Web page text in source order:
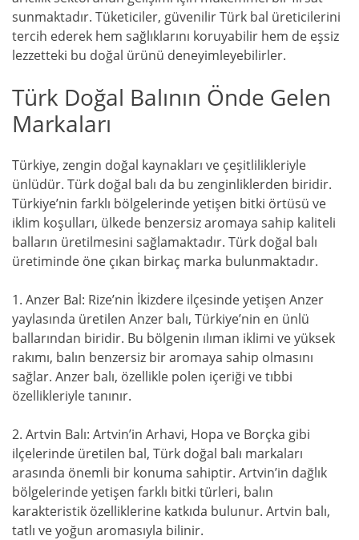
sunmaktadır. Tüketiciler, güvenilir Türk bal üreticilerini
tercih ederek hem sağlıklarını koruyabilir hem de eşsiz
lezzetteki bu doğal ürünü deneyimleyebilirler.
Türk Doğal Balının Önde Gelen
Markaları
Türkiye, zengin doğal kaynakları ve çeşitlilikleriyle
ünlüdür. Türk doğal balı da bu zenginliklerden biridir.
Türkiye’nin farklı bölgelerinde yetişen bitki örtüsü ve
iklim koşulları, ülkede benzersiz aromaya sahip kaliteli
balların üretilmesini sağlamaktadır. Türk doğal balı
üretiminde öne çıkan birkaç marka bulunmaktadır.
1. Anzer Bal: Rize’nin İkizdere ilçesinde yetişen Anzer
yaylasında üretilen Anzer balı, Türkiye’nin en ünlü
ballarından biridir. Bu bölgenin ılıman iklimi ve yüksek
rakımı, balın benzersiz bir aromaya sahip olmasını
sağlar. Anzer balı, özellikle polen içeriği ve tıbbi
özellikleriyle tanınır.
2. Artvin Balı: Artvin’in Arhavi, Hopa ve Borçka gibi
ilçelerinde üretilen bal, Türk doğal balı markaları
arasında önemli bir konuma sahiptir. Artvin’in dağlık
bölgelerinde yetişen farklı bitki türleri, balın
karakteristik özelliklerine katkıda bulunur. Artvin balı,
tatlı ve yoğun aromasıyla bilinir.